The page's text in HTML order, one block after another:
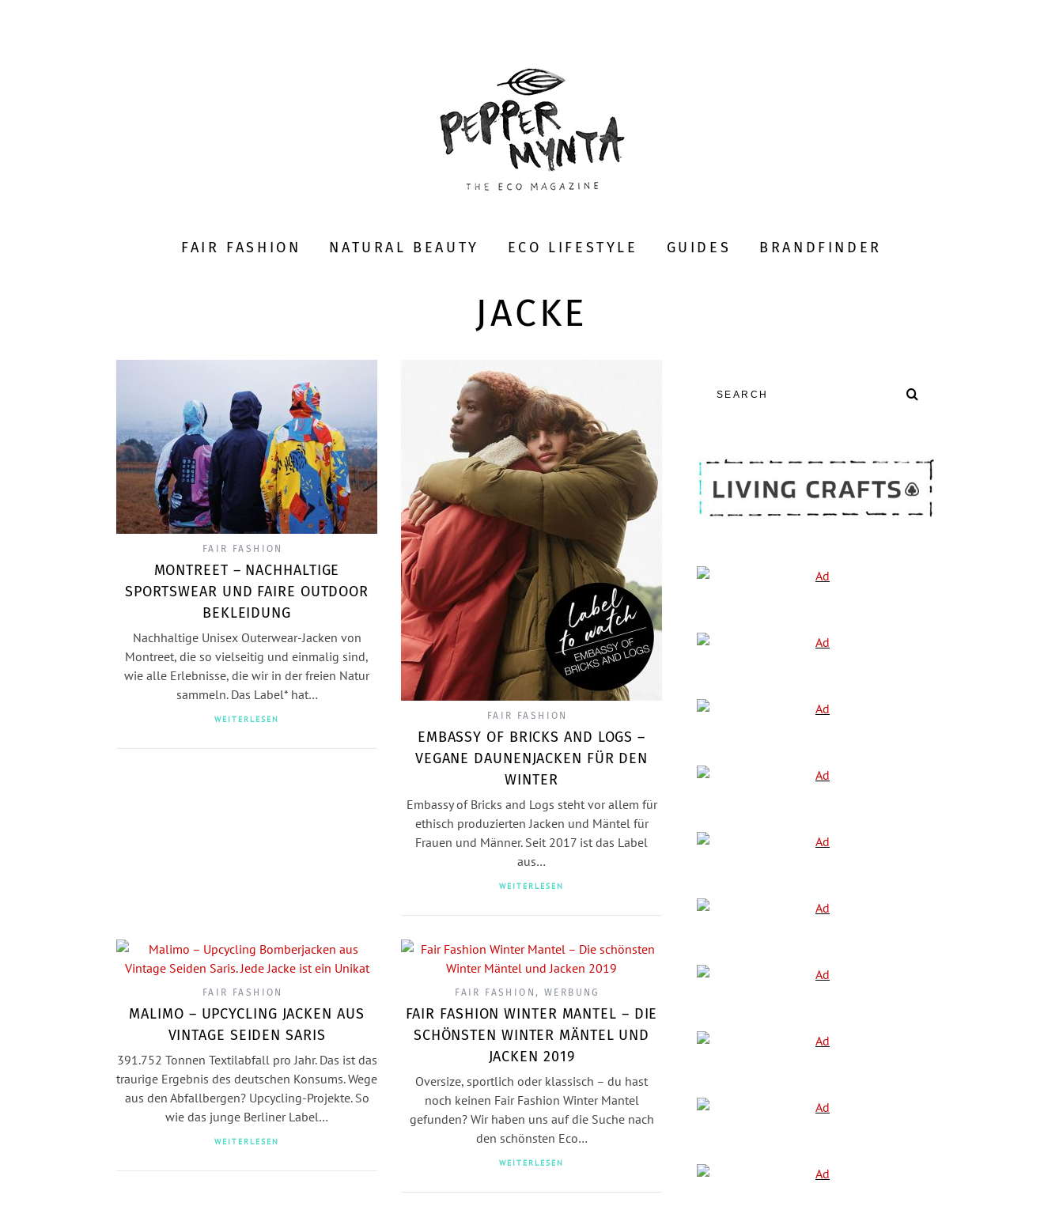
FAIR FASHION NATURAL BEAUTY ECO LIFESTYLE GUIDES BRANDFINDER
JACKE
FAIR FASHION
MONTREET – NACHHALTIGE
SPORTSWEAR UND FAIRE OUTDOOR
BEKLEIDUNG
Nachhaltige Unisex Outerwear-Jacken von
Montreet, die so vielseitig und einmalig sind,
wie alle Erlebnisse, die wir in der freien Natur
sammeln. Das Label* hat…
WEITERLESEN FAIR FASHION
EMBASSY OF BRICKS AND LOGS –
VEGANE DAUNENJACKEN FÜR DEN
WINTER
Embassy of Bricks and Logs steht vor allem für
ethisch produzierten Jacken und Mäntel für
Frauen und Männer. Seit 2017 ist das Label
aus…
WEITERLESEN
FAIR FASHION
MALIMO – UPCYCLING JACKEN AUS
VINTAGE SEIDEN SARIS
391.752 Tonnen Textilabfall pro Jahr. Das ist das
traurige Ergebnis des deutschen Konsums. Wege
aus den Abfallbergen? Upcycling-Projekte. So
wie das junge Berliner Label…
WEITERLESEN
FAIR FASHION, WERBUNG
FAIR FASHION WINTER MANTEL – DIE
SCHÖNSTEN WINTER MÄNTEL UND
JACKEN 2019
Oversize, sportlich oder klassisch – du hast
noch keinen Fair Fashion Winter Mantel
gefunden? Wir haben uns auf die Suche nach
den schönsten Eco…
WEITERLESEN